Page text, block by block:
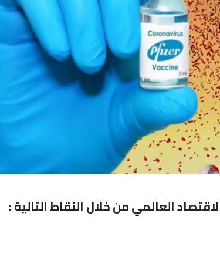
العالمي من خلال النقاط التالية :